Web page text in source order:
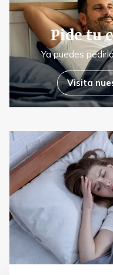
Pide tu
Ya puedes
Visita